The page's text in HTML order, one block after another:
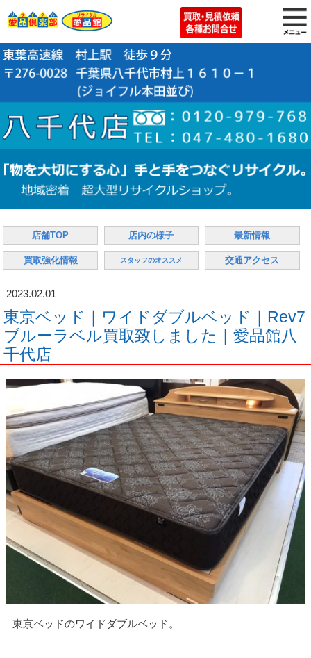
店舗TOP 店内の様子 最新情報
買取強化情報 スタッフのオススメ 交通アクセス
2023.02.01
東京ベッド｜ワイドダブルベッド｜Rev7
ブルーラベル買取致しました｜愛品館八
千代店
東京ベッドのワイドダブルベッド。